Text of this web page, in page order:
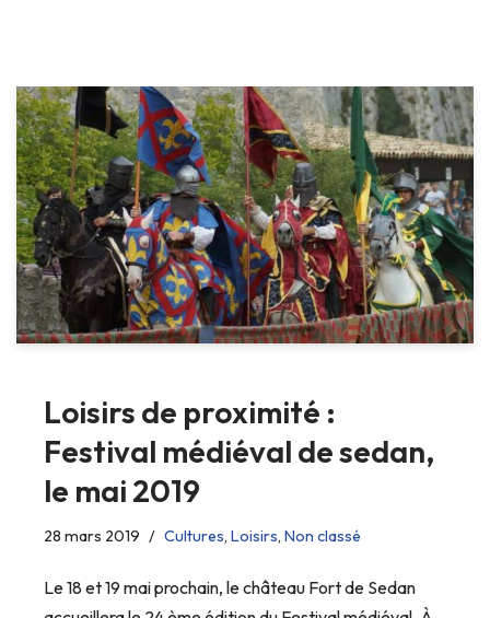
Loisirs de proximité :
Festival médiéval de sedan,
le mai 2019
28 mars 2019 Cultures, Loisirs, Non classé
Le 18 et 19 mai prochain, le château Fort de Sedan